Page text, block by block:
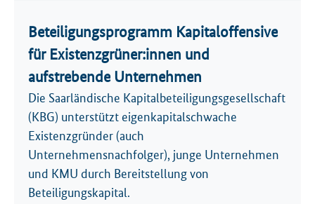
Beteiligungsprogramm Kapitaloffensive
für Existenzgrüner:innen und
aufstrebende Unternehmen
Die Saarländische Kapitalbeteiligungsgesellschaft
(KBG) unterstützt eigenkapitalschwache
Existenzgründer (auch
Unternehmensnachfolger), junge Unternehmen
und KMU durch Bereitstellung von
Beteiligungskapital.